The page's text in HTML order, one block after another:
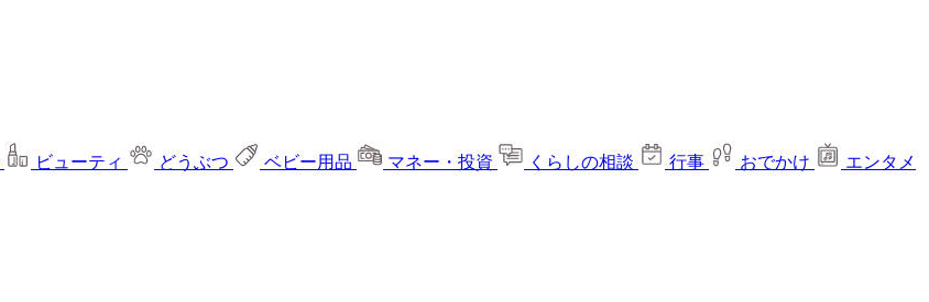
ビューティ どうぶつ ベビー用品 マネー・投資 くらしの相談 行事 おでかけ
エンタメ